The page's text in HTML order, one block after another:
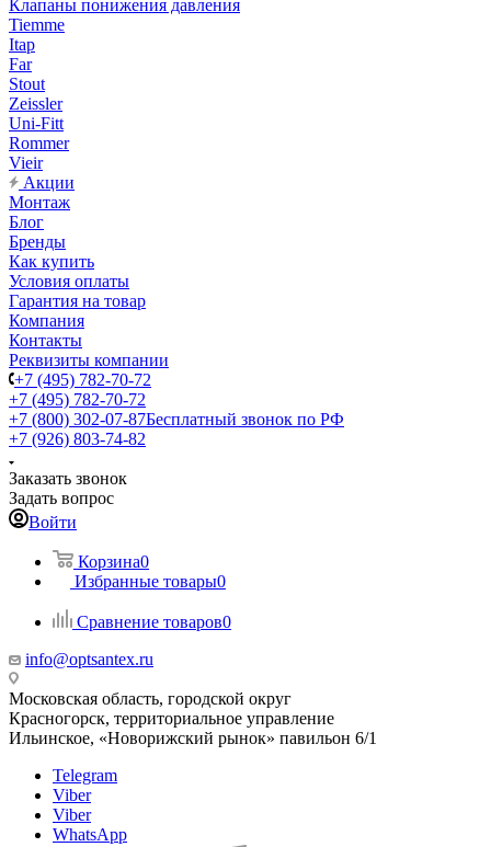
Клапаны понижения давления
Tiemme
Itap
Far
Stout
Zeissler
Uni-Fitt
Rommer
Vieir
Акции
Монтаж
Блог
Бренды
Как купить
Условия оплаты
Гарантия на товар
Компания
Контакты
Реквизиты компании
+7 (495) 782-70-72
+7 (495) 782-70-72
+7 (800) 302-07-87Бесплатный звонок по РФ
+7 (926) 803-74-82
Заказать звонок
Задать вопрос
Войти
Корзина0
Избранные товары0
Сравнение товаров0
info@optsantex.ru
Московская область, городской округ
Красногорск, территориальное управление
Ильинское, «Новорижский рынок» павильон 6/1
Telegram
Viber
Viber
WhatsApp